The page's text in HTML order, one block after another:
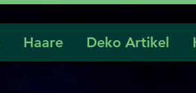
Haare Deko Artikel